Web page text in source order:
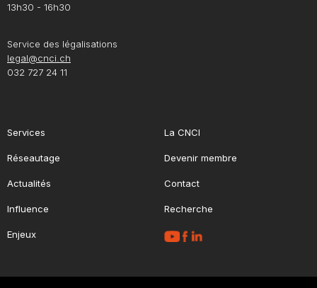
13h30 - 16h30
Service des légalisations
legal@cnci.ch
032 727 24 11
Services
Réseautage
Actualités
Influence
Enjeux
La CNCI
Devenir membre
Contact
Recherche